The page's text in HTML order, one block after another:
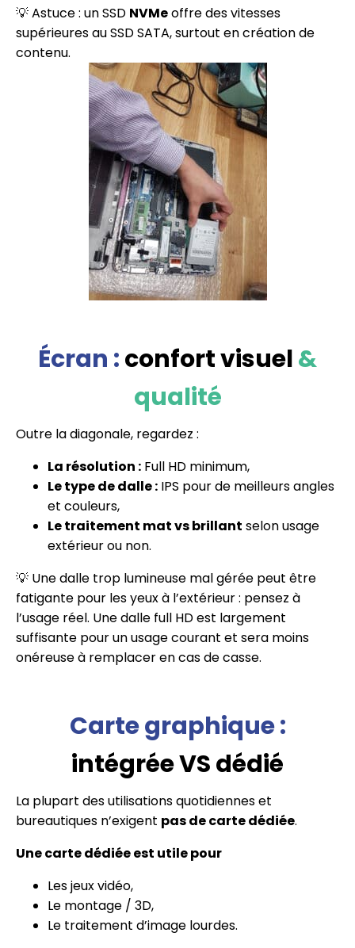
💡 Astuce : un SSD NVMeoffre des vitesses
supérieures au SSD SATA, surtout en création de
contenu.
Écran :confort visuel&
qualité
Outre la diagonale, regardez :
La résolution : Full HD minimum,
Le type de dalle : IPS pour de meilleurs angles
et couleurs,
Le traitement mat vs brillant selon usage
extérieur ou non.
💡 Une dalle trop lumineuse mal gérée peut être
fatigante pour les yeux à l’extérieur : pensez à
l’usage réel. Une dalle full HD est largement
suffisante pour un usage courant et sera moins
onéreuse à remplacer en cas de casse.
Carte graphique :
intégrée VS dédié
La plupart des utilisations quotidiennes et
bureautiques n’exigent pas de carte dédiée.
Une carte dédiée est utile pour
Les jeux vidéo,
Le montage / 3D,
Le traitement d’image lourdes.